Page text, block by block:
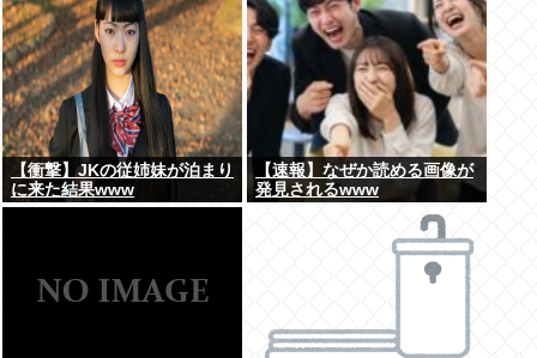
【衝撃】JKの従姉妹が泊まり
に来た結果www
【速報】なぜか読める画像が
発見されるwww